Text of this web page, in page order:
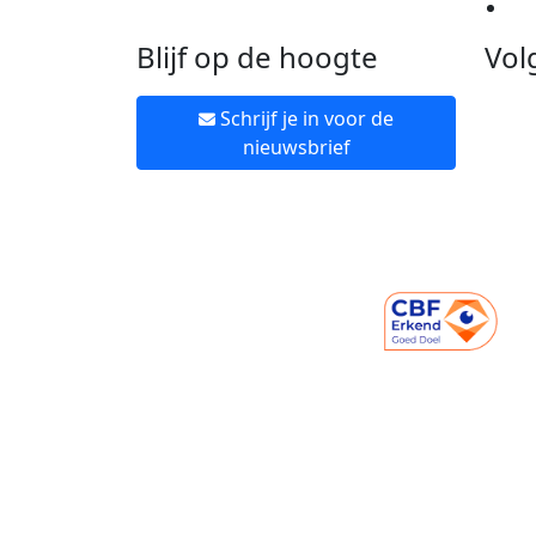
Blijf op de hoogte
Schrijf je in voor de
nieuwsbrief